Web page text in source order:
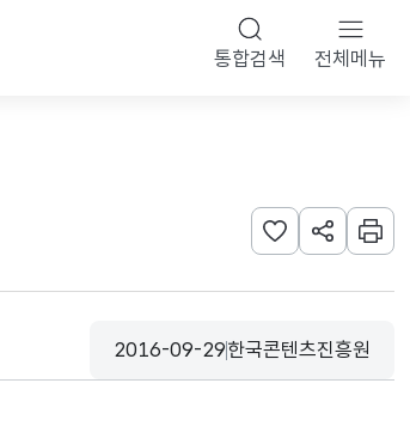
통합검색 전체메뉴
관심사 등록하기
URL 공유하
인쇄
등록일
2016-09-29
수집기관
한국콘텐츠진흥원